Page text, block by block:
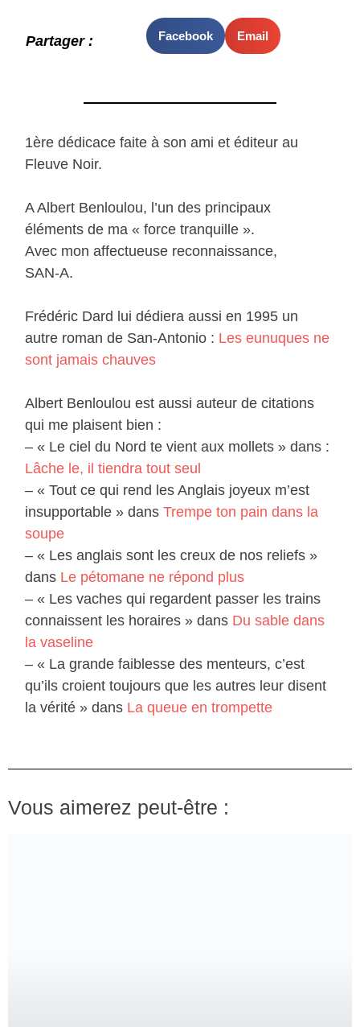
Partager : Facebook Email
1ère dédicace faite à son ami et éditeur au
Fleuve Noir.
A Albert Benloulou, l’un des principaux
éléments de ma « force tranquille ».
Avec mon affectueuse reconnaissance,
SAN-A.
Frédéric Dard lui dédiera aussi en 1995 un
autre roman de San-Antonio : Les eunuques ne
sont jamais chauves
Albert Benloulou est aussi auteur de citations
qui me plaisent bien :
– « Le ciel du Nord te vient aux mollets » dans :
Lâche le, il tiendra tout seul
– « Tout ce qui rend les Anglais joyeux m’est
insupportable » dansTrempe ton pain dans la
soupe
– « Les anglais sont les creux de nos reliefs »
dans Le pétomane ne répond plus
– « Les vaches qui regardent passer les trains
connaissent les horaires » dans Du sable dans
la vaseline
– « La grande faiblesse des menteurs, c’est
qu’ils croient toujours que les autres leur disent
la vérité » dans La queue en trompette
Vous aimerez peut-être :